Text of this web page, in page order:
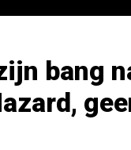
bang